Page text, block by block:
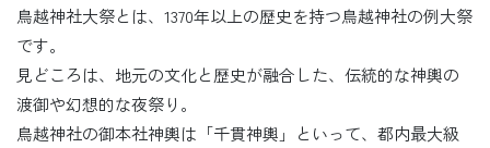
鳥越神社大祭とは、1370年以上の歴史を持つ鳥越神社の例大祭
です。
見どころは、地元の文化と歴史が融合した、伝統的な神輿の
渡御や幻想的な夜祭り。
鳥越神社の御本社神輿は「千貫神輿」といって、都内最大級